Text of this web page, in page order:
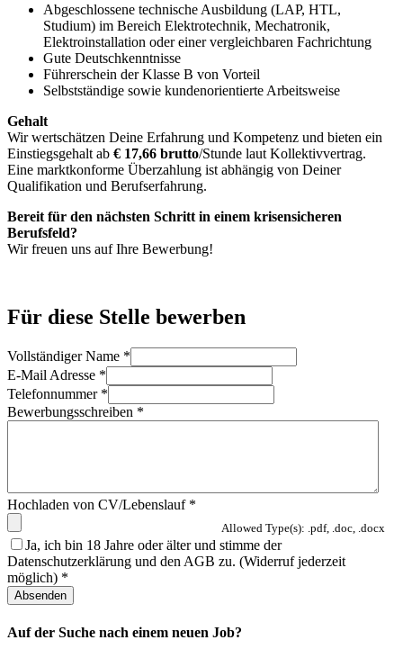
Abgeschlossene technische Ausbildung (LAP, HTL,
Studium) im Bereich Elektrotechnik, Mechatronik,
Elektroinstallation oder einer vergleichbaren Fachrichtung
Gute Deutschkenntnisse
Führerschein der Klasse B von Vorteil
Selbstständige sowie kundenorientierte Arbeitsweise
Gehalt
Wir wertschätzen Deine Erfahrung und Kompetenz und bieten ein
Einstiegsgehalt ab € 17,66 brutto/Stunde laut Kollektivvertrag.
Eine marktkonforme Überzahlung ist abhängig von Deiner
Qualifikation und Berufserfahrung.
Bereit für den nächsten Schritt in einem krisensicheren
Berufsfeld?
Wir freuen uns auf Ihre Bewerbung!
Für diese Stelle bewerben
Vollständiger Name *
E-Mail Adresse *
Telefonnummer *
Bewerbungsschreiben *
Hochladen von CV/Lebenslauf *
Allowed Type(s): .pdf, .doc, .docx
Ja, ich bin 18 Jahre oder älter und stimme der
Datenschutzerklärung und den AGB zu. (Widerruf jederzeit
möglich) *
Auf der Suche nach einem neuen Job?